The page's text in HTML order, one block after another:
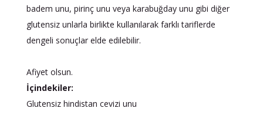
badem unu, pirinç unu veya karabuğday unu gibi diğer
glutensiz unlarla birlikte kullanılarak farklı tariflerde
dengeli sonuçlar elde edilebilir.
Afiyet olsun.
İçindekiler:
Glutensiz hindistan cevizi unu